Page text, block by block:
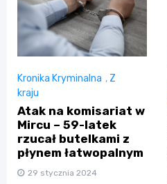
Kronika Kryminalna , Z
kraju
Atak na komisariat w
Mircu – 59-latek
rzucał butelkami z
płynem łatwopalnym
29 stycznia 2024